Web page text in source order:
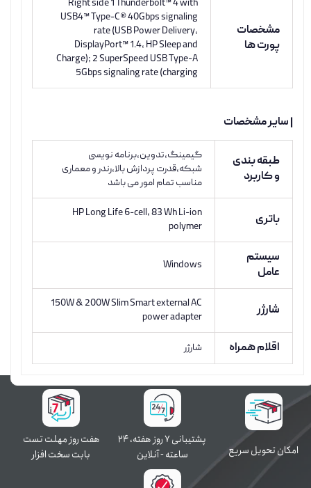
مشخصات
پورت ها
Right side 1 Thunderbolt™ 4 with
USB4™ Type-C® 40Gbps signaling
rate (USB Power Delivery,
DisplayPort™ 1.4, HP Sleep and
Charge); 2 SuperSpeed USB Type-A
5Gbps signaling rate (charging
| سایر مشخصات
طبقه بندی
و کاربرد
گیمینگ،تدوین،برنامه نویسی
شبکه،قدرت پردازش بالا،رندر و معماری
مناسب تمام امور می باشد
باتری
HP Long Life 6-cell, 83 Wh Li-ion
polymer
سیستم
عامل
Windows
شارژر
150W & 200W Slim Smart external AC
power adapter
اقلام همراه شارژر
اﻣﮑﺎن ﺗﺤﻮﯾﻞ سریع
پشتیبانی ۷ روز ﻫﻔﺘﻪ، ۲۴
ﺳﺎﻋﺘﻪ - آنلاین
هفت روز مهلت تست
بابت سخت افزار